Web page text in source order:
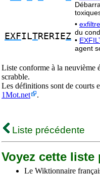
EXFILTRERIEZ
•
du
•
agent
Liste conforme à la
scrabble.
Les définitions sont de courts
1Mot.net
.
Liste précédente
Voyez cette liste
Le Wiktionnaire